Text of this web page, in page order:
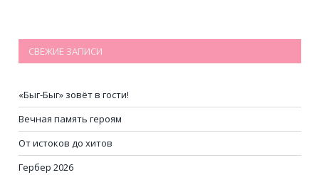
СВЕЖИЕ ЗАПИСИ
«Быг-Быг» зовёт в гости!
Вечная память героям
От истоков до хитов
Гербер 2026